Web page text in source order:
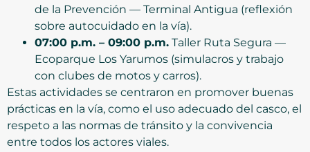
de la Prevención — Terminal Antigua (reflexión
sobre autocuidado en la vía).
07:00 p.m. – 09:00 p.m. Taller Ruta Segura —
Ecoparque Los Yarumos (simulacros y trabajo
con clubes de motos y carros).
Estas actividades se centraron en promover buenas
prácticas en la vía, como el uso adecuado del casco, el
respeto a las normas de tránsito y la convivencia
entre todos los actores viales.